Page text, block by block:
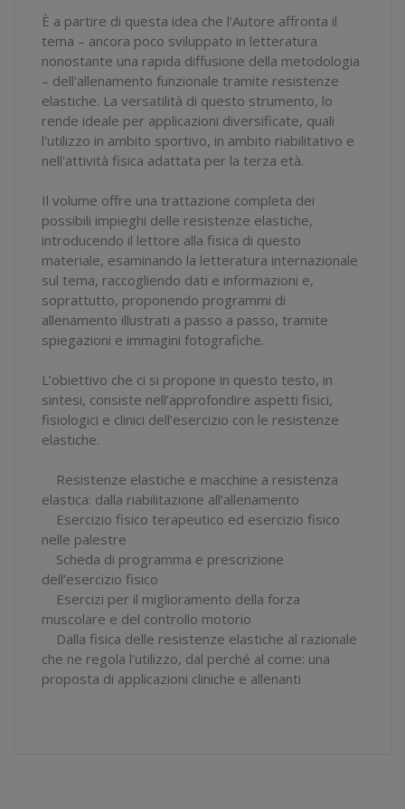
È a partire di questa idea che l'Autore affronta il
tema – ancora poco sviluppato in letteratura
nonostante una rapida diffusione della metodologia
– dell'allenamento funzionale tramite resistenze
elastiche. La versatilità di questo strumento, lo
rende ideale per applicazioni diversificate, quali
l'utilizzo in ambito sportivo, in ambito riabilitativo e
nell'attività fisica adattata per la terza età.
Il volume offre una trattazione completa dei
possibili impieghi delle resistenze elastiche,
introducendo il lettore alla fisica di questo
materiale, esaminando la letteratura internazionale
sul tema, raccogliendo dati e informazioni e,
soprattutto, proponendo programmi di
allenamento illustrati a passo a passo, tramite
spiegazioni e immagini fotografiche.
L’obiettivo che ci si propone in questo testo, in
sintesi, consiste nell’approfondire aspetti fisici,
fisiologici e clinici dell’esercizio con le resistenze
elastiche.
Resistenze elastiche e macchine a resistenza
elastica: dalla riabilitazione all’allenamento
Esercizio fisico terapeutico ed esercizio fisico
nelle palestre
Scheda di programma e prescrizione
dell’esercizio fisico
Esercizi per il miglioramento della forza
muscolare e del controllo motorio
Dalla fisica delle resistenze elastiche al razionale
che ne regola l’utilizzo, dal perché al come: una
proposta di applicazioni cliniche e allenanti